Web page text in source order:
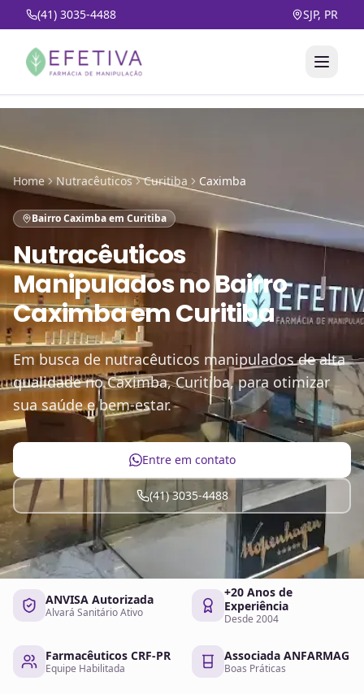
(41) 3035-4488 SJP, PR
Home Nutracêuticos Curitiba Caximba
Bairro Caximba em Curitiba
Nutracêuticos
ManipuladosnoBairro
Caximba em Curitiba
Em busca de nutracêuticos manipulados de alta
qualidade no Caximba, Curitiba, para otimizar
sua saúde e bem-estar.
Entre em contato
(41) 3035-4488
ANVISA Autorizada
Alvará Sanitário Ativo
+20 Anos de
Experiência
Desde 2004
Farmacêuticos CRF-PR
Equipe Habilitada
Associada ANFARMAG
Boas Práticas